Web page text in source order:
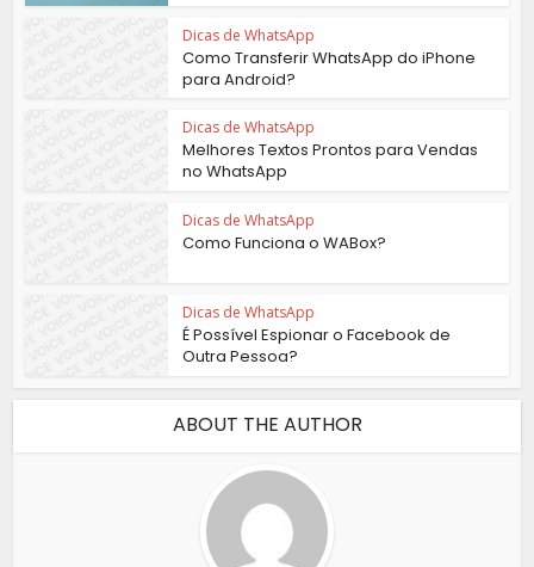
Dicas de WhatsApp
Como Transferir WhatsApp do iPhone
para Android?
Dicas de WhatsApp
Melhores Textos Prontos para Vendas
no WhatsApp
Dicas de WhatsApp
Como Funciona o WABox?
Dicas de WhatsApp
É Possível Espionar o Facebook de
Outra Pessoa?
ABOUT THE AUTHOR